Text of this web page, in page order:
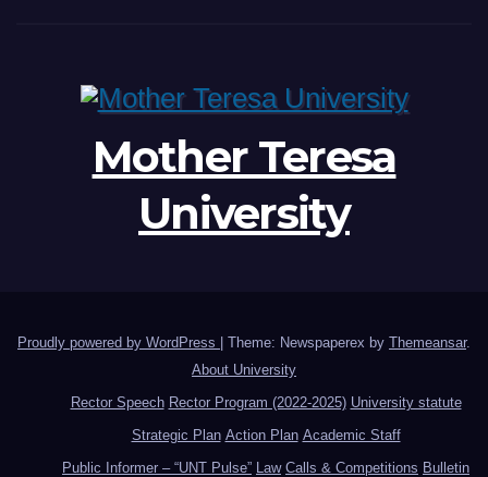
Mother Teresa
University
Proudly powered by WordPress Theme: Newspaperex by Themeansar.
About University
Rector Speech Rector Program (2022-2025) University statute
Strategic Plan Action Plan Academic Staff
Public Informer – “UNT Pulse” Law Calls & Competitions Bulletin